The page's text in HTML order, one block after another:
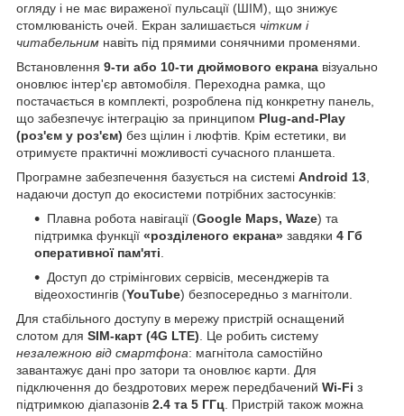
огляду і не має вираженої пульсації (ШІМ), що знижує
стомлюваність очей. Екран залишається чітким і
читабельним навіть під прямими сонячними променями.
Встановлення 9-ти або 10-ти дюймового екрана візуально
оновлює інтер'єр автомобіля. Переходна рамка, що
постачається в комплекті, розроблена під конкретну панель,
що забезпечує інтеграцію за принципом Plug-and-Play
(роз'єм у роз'єм) без щілин і люфтів. Крім естетики, ви
отримуєте практичні можливості сучасного планшета.
Програмне забезпечення базується на системі Android 13,
надаючи доступ до екосистеми потрібних застосунків:
Плавна робота навігації (Google Maps, Waze) та
підтримка функції «розділеного екрана» завдяки 4 Гб
оперативної пам'яті.
Доступ до стрімінгових сервісів, месенджерів та
відеохостингів (YouTube) безпосередньо з магнітоли.
Для стабільного доступу в мережу пристрій оснащений
слотом для SIM-карт (4G LTE). Це робить систему
незалежною від смартфона: магнітола самостійно
завантажує дані про затори та оновлює карти. Для
підключення до бездротових мереж передбачений Wi-Fi з
підтримкою діапазонів 2.4 та 5 ГГц. Пристрій також можна